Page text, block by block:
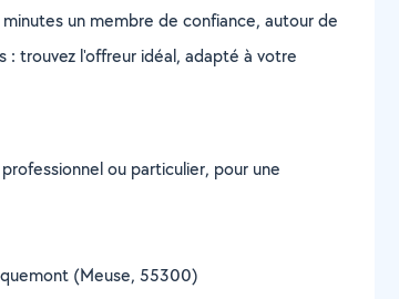
un membre de confiance, autour de
: trouvez l'offreur idéal, adapté à votre
ou particulier, pour une
(Meuse, 55300)